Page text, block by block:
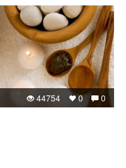
0
0
44754